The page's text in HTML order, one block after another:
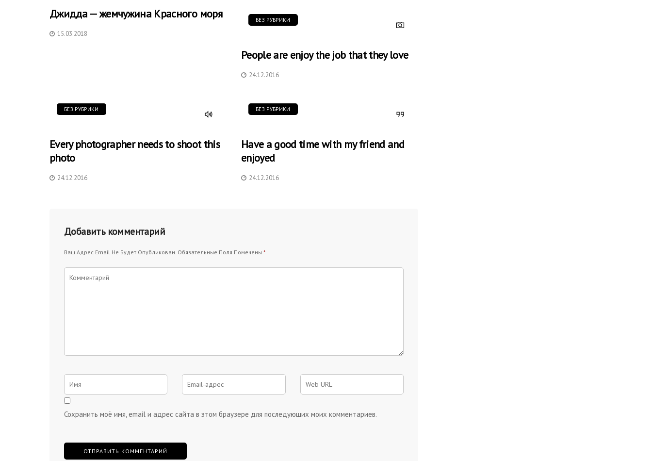
Джидда — жемчужина Красного моря
15.03.2018
БЕЗ РУБРИКИ
People are enjoy the job that they love
24.12.2016
БЕЗ РУБРИКИ
Every photographer needs to shoot this
photo
24.12.2016
БЕЗ РУБРИКИ
Have a good time with my friend and
enjoyed
24.12.2016
Добавить комментарий
Ваш Адрес Email Не Будет Опубликован. Обязательные Поля Помечены *
Сохранить моё имя, email и адрес сайта в этом браузере для последующих моих комментариев.